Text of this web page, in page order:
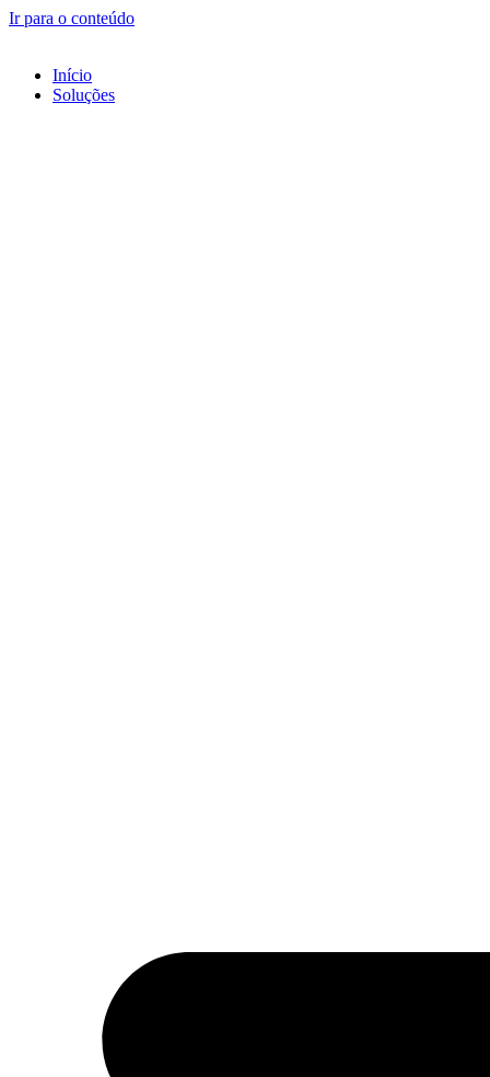
Ir para o conteúdo
Início
Soluções